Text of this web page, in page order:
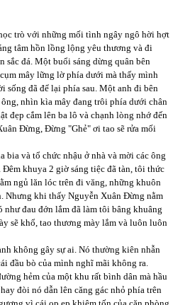
trò với những mối tình ngây ngô hời hợt
tâm hồn lồng lộng yêu thương và đi
đá. Một buổi sáng dừng quân bên
mây lững lờ phía dưới mà thấy mình
sống đã để lại phía sau. Một anh đi bên
nhìn kìa mây đang trôi phía dưới chân
đẹp cắm lên ba lô và chạnh lòng nhớ đến
Đừng, Đừng "Ghẻ" ơi tao sẽ rửa mối
bia và tổ chức nhậu ở nhà và mời các ông
khuya 2 giờ sáng tiệc đã tàn, tôi thức
ngủ lăn lóc trên đi văng, những khuôn
Nhưng khi thấy Nguyễn Xuân Đừng nằm
đau đớn lắm đã làm tôi bâng khuâng
sẽ khổ, tao thương mày lắm và luôn luôn
không gây sự ai. Nó thường kiên nhẫn
đầu bò của mình nghĩ mãi không ra.
hẻm của một khu rất bình dân mà hầu
đòi nó dẫn lên căng gác nhỏ phía trên